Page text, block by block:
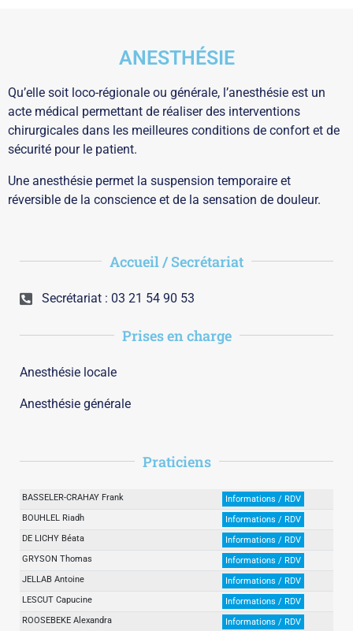
ANESTHÉSIE
Qu’elle soit loco-régionale ou générale, l’anesthésie est un
acte médical permettant de réaliser des interventions
chirurgicales dans les meilleures conditions de confort et de
sécurité pour le patient.
Une anesthésie permet la suspension temporaire et
réversible de la conscience et de la sensation de douleur.
Accueil / Secrétariat
Secrétariat : 03 21 54 90 53
Prises en charge
Anesthésie locale
Anesthésie générale
Praticiens
BASSELER-CRAHAY Frank
Informations / RDV
BOUHLEL Riadh
Informations / RDV
DE LICHY Béata
Informations / RDV
GRYSON Thomas
Informations / RDV
JELLAB Antoine
Informations / RDV
LESCUT Capucine
Informations / RDV
ROOSEBEKE Alexandra
Informations / RDV